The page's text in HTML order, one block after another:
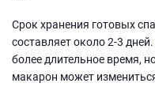
Срок хранения готовых
составляет около 2-3
более длительное время,
макарон может